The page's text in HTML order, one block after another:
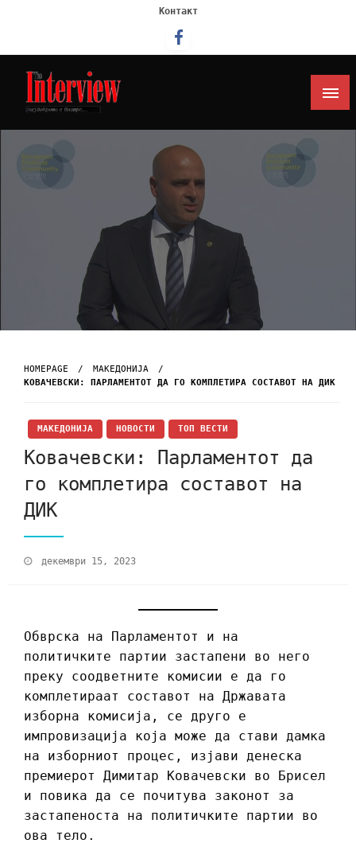
Контакт
Интервју
HOMEPAGE
МАКЕДОНИЈА
КОВАЧЕВСКИ: ПАРЛАМЕНТОТ ДА ГО КОМПЛЕТИРА СОСТАВОТ НА ДИК
МАКЕДОНИЈА НОВОСТИ ТОП ВЕСТИ
Ковачевски: Парламентот да
го комплетира составот на
ДИК
декември 15, 2023
Обврска на Парламентот и на
политичките партии застапени во него
преку соодветните комисии е да го
комплетираат составот на Државата
изборна комисија, се друго е
импровизација која може да стави дамка
на изборниот процес, изјави денеска
премиерот Димитар Ковачевски во Брисел
и повика да се почитува законот за
застапеноста на политичките партии во
ова тело.